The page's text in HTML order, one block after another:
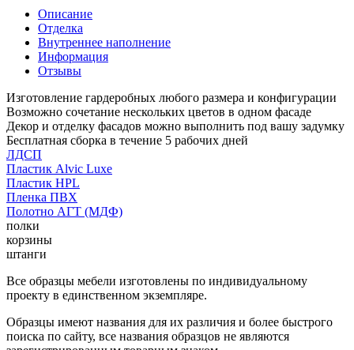
Описание
Отделка
Внутреннее наполнение
Информация
Отзывы
Изготовление гардеробных любого размера и конфигурации
Возможно сочетание нескольких цветов в одном фасаде
Декор и отделку фасадов можно выполнить под вашу задумку
Бесплатная сборка в течение 5 рабочих дней
ЛДСП
Пластик Alvic Luxe
Пластик HPL
Пленка ПВХ
Полотно АГТ (МДФ)
полки
корзины
штанги
Все образцы мебели изготовлены по индивидуальному
проекту в единственном экземпляре.
Образцы имеют названия для их различия и более быстрого
поиска по сайту, все названия образцов не являются